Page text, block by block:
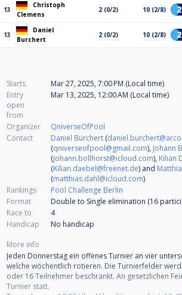
13
Christoph
Clemens
2 (0/2) 10 (2/8)
13
Daniel
Burchert
2 (0/2) 10 (2/8)
Starts
Mar 27, 2025, 7:00 PM (Local time)
Entry
open
from
Mar 13, 2025, 12:00 AM (Local time)
Organizer
QniverseOfPool
Contact
Daniel Burchert (
(qniverseofpool@gmail.com), Johann
(johann.bollhorst@icloud.com), Kilian
(Kilian.daebel@freenet.de) and
(matthias.dahl@icloud.com)
Rankings
Pool Challenge Berlin
Format
Double to Single elimination (16
Race to
4
Handicap
No handicap
More info
Jeden Donnerstag ein offenes Turnier an vier
welche wöchentlich rotieren. Die Turnierfelder
oder 16 Teilnehmer beschränkt. An gesetzlichen
Turnier statt.